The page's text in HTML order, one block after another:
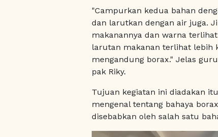
"Campurkan kedua bahan
dan larutkan dengan air juga.
makanannya dan warna
larutan makanan terlihat lebih
mengandung borax." Jelas
pak Riky.
Tujuan kegiatan ini diadakan
mengenal tentang bahaya
disebabkan oleh salah satu